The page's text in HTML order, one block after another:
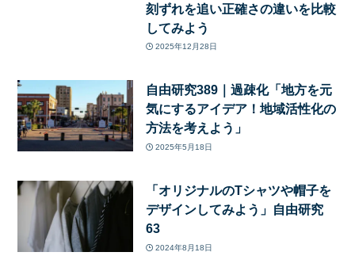
刻ずれを追い正確さの違いを比較
してみよう
2025年12月28日
自由研究389｜過疎化「地方を元
気にするアイデア！地域活性化の
方法を考えよう」
2025年5月18日
「オリジナルのTシャツや帽子を
デザインしてみよう」自由研究
63
2024年8月18日